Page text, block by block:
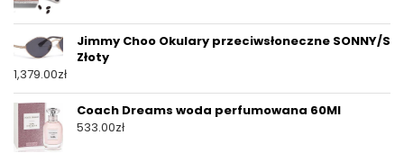
Jimmy Choo Okulary przeciwsłoneczne SONNY/S
Złoty
1,379.00zł
Coach Dreams woda perfumowana 60Ml
533.00zł